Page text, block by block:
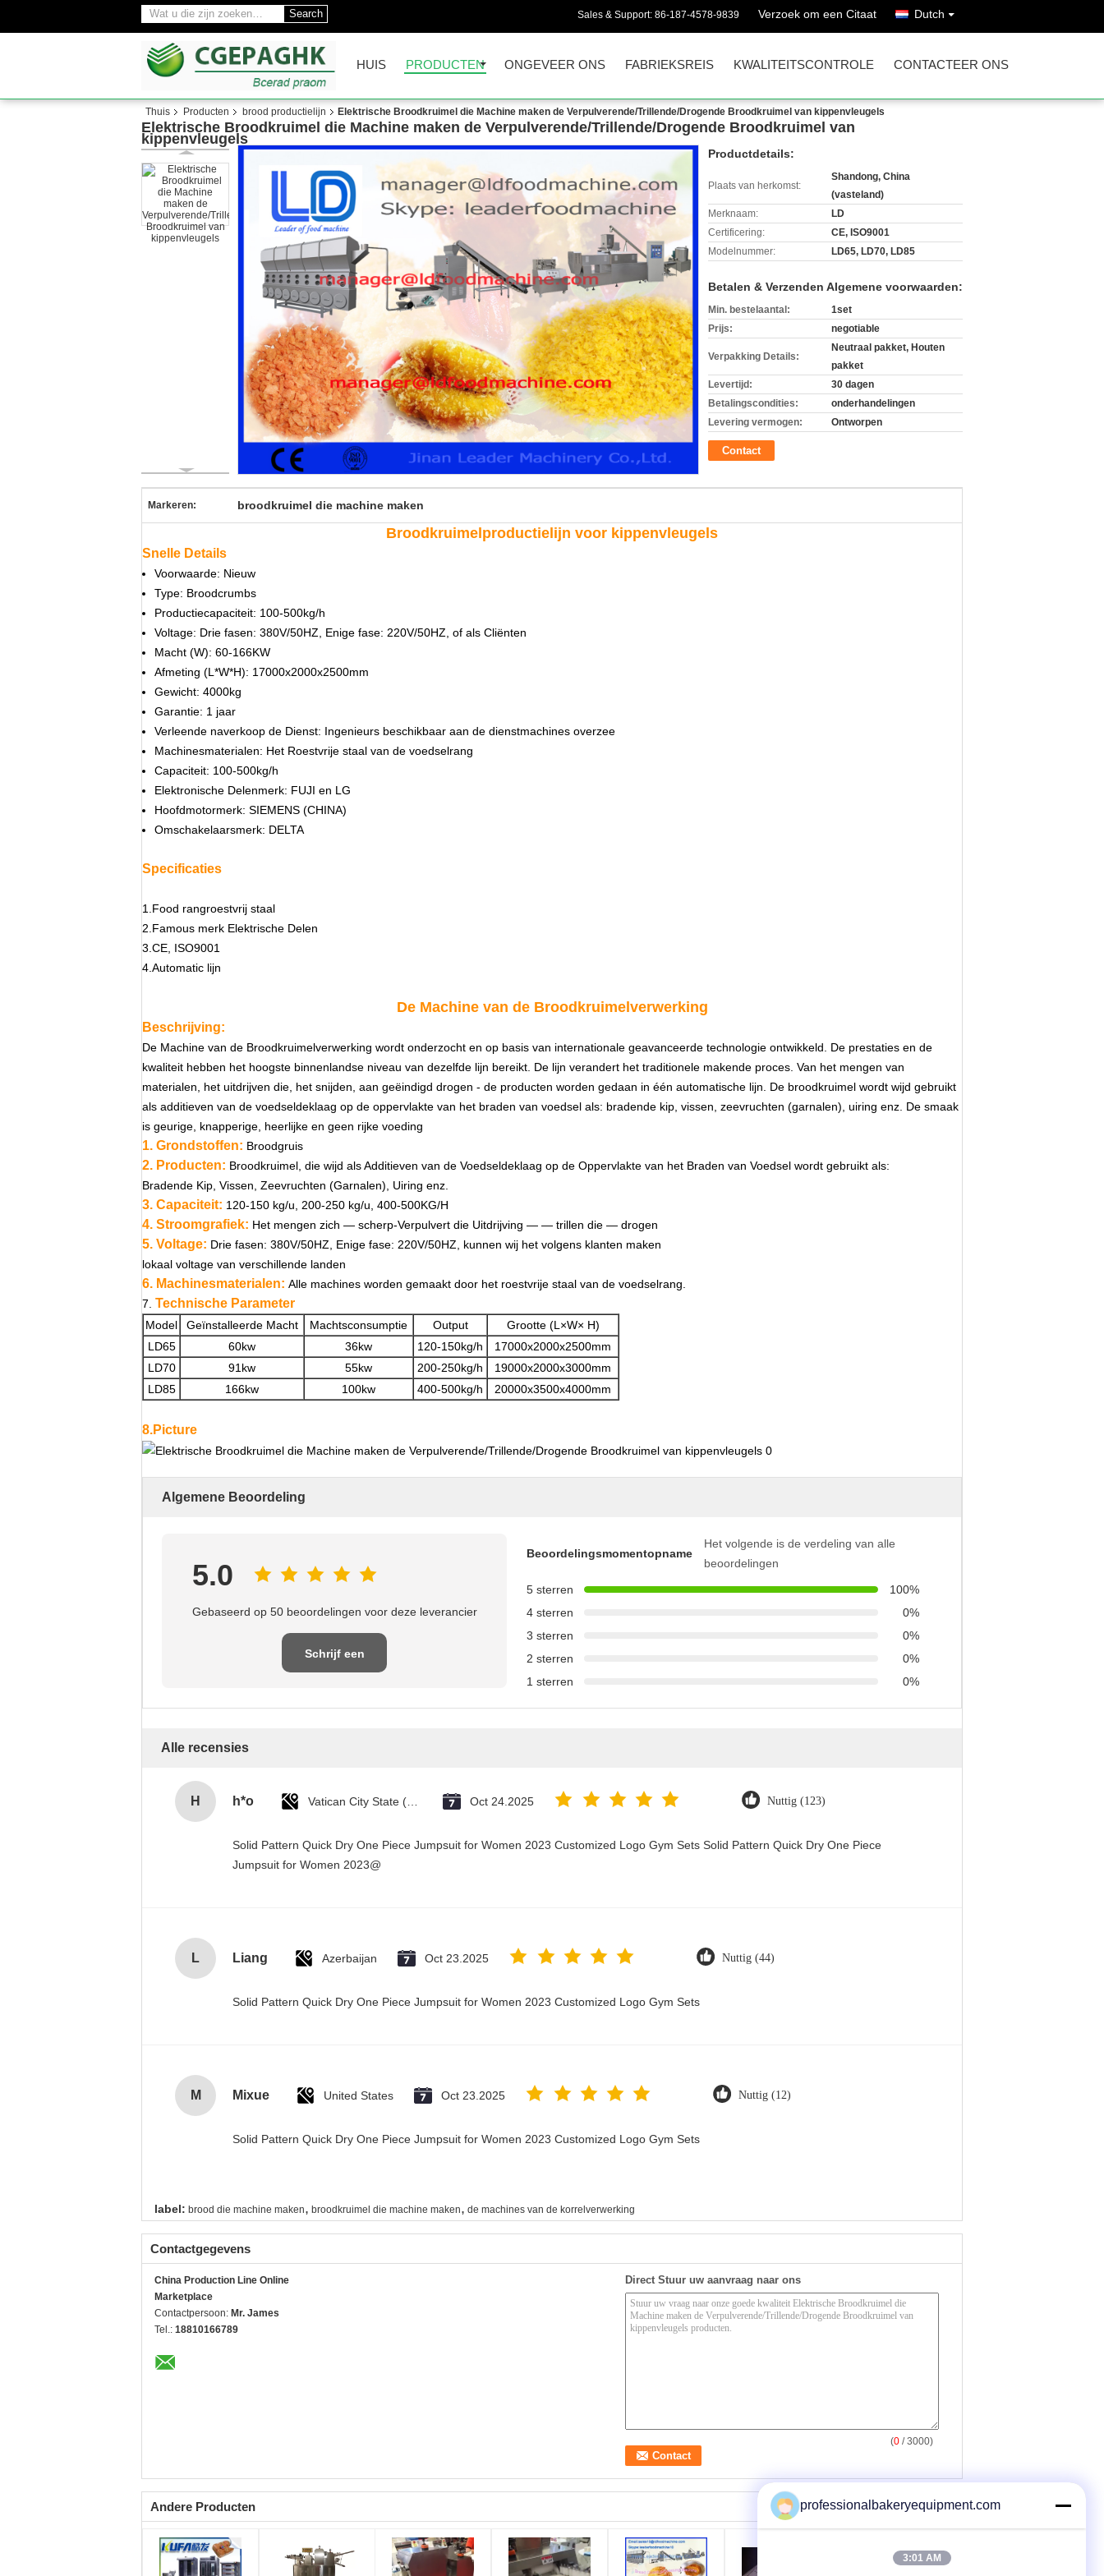
Search Sales & Support: 86-187-4578-9839 Verzoek om een Citaat Dutch
HUIS PRODUCTEN ONGEVEER ONS FABRIEKSREIS KWALITEITSCONTROLE CONTACTEER ONS
Thuis Producten brood productielijn Elektrische Broodkruimel die Machine maken de Verpulverende/Trillende/Drogende Broodkruimel van kippenvleugels
Elektrische Broodkruimel die Machine maken de Verpulverende/Trillende/Drogende Broodkruimel van
kippenvleugels
Productdetails:
Plaats van herkomst:
Shandong, China
(vasteland)
Merknaam:
LD
Certificering:
CE, ISO9001
Modelnummer:
LD65, LD70, LD85
Betalen & Verzenden Algemene voorwaarden:
Min. bestelaantal:
1set
Prijs:
negotiable
Verpakking Details:
Neutraal pakket, Houten
pakket
Levertijd:
30 dagen
Betalingscondities:
onderhandelingen
Levering vermogen:
Ontworpen
Contact
Markeren: broodkruimel die machine maken
Broodkruimelproductielijn voor kippenvleugels
Snelle Details
Voorwaarde: Nieuw
Type: Broodcrumbs
Productiecapaciteit: 100-500kg/h
Voltage: Drie fasen: 380V/50HZ, Enige fase: 220V/50HZ, of als Cliënten
Macht (W): 60-166KW
Afmeting (L*W*H): 17000x2000x2500mm
Gewicht: 4000kg
Garantie: 1 jaar
Verleende naverkoop de Dienst: Ingenieurs beschikbaar aan de dienstmachines overzee
Machinesmaterialen: Het Roestvrije staal van de voedselrang
Capaciteit: 100-500kg/h
Elektronische Delenmerk: FUJI en LG
Hoofdmotormerk: SIEMENS (CHINA)
Omschakelaarsmerk: DELTA
Specificaties
1.Food rangroestvrij staal
2.Famous merk Elektrische Delen
3.CE, ISO9001
4.Automatic lijn
De Machine van de Broodkruimelverwerking
Beschrijving:
De Machine van de Broodkruimelverwerking wordt onderzocht en op basis van internationale geavanceerde technologie ontwikkeld. De prestaties en de
kwaliteit hebben het hoogste binnenlandse niveau van dezelfde lijn bereikt. De lijn verandert het traditionele makende proces. Van het mengen van
materialen, het uitdrijven die, het snijden, aan geëindigd drogen - de producten worden gedaan in één automatische lijn. De broodkruimel wordt wijd gebruikt
als additieven van de voedseldeklaag op de oppervlakte van het braden van voedsel als: bradende kip, vissen, zeevruchten (garnalen), uiring enz. De smaak
is geurige, knapperige, heerlijke en geen rijke voeding
1. Grondstoffen: Broodgruis
2. Producten: Broodkruimel, die wijd als Additieven van de Voedseldeklaag op de Oppervlakte van het Braden van Voedsel wordt gebruikt als:
Bradende Kip, Vissen, Zeevruchten (Garnalen), Uiring enz.
3. Capaciteit: 120-150 kg/u, 200-250 kg/u, 400-500KG/H
4. Stroomgrafiek: Het mengen zich — scherp-Verpulvert die Uitdrijving — — trillen die — drogen
5. Voltage: Drie fasen: 380V/50HZ, Enige fase: 220V/50HZ, kunnen wij het volgens klanten maken
lokaal voltage van verschillende landen
6. Machinesmaterialen: Alle machines worden gemaakt door het roestvrije staal van de voedselrang.
7. Technische Parameter
Model Geïnstalleerde Macht Machtsconsumptie Output
Grootte (L×W× H)
LD65
60kw 36kw 120-150kg/h
17000x2000x2500mm
LD70
91kw 55kw 200-250kg/h
19000x2000x3000mm
LD85
166kw 100kw 400-500kg/h 20000x3500x4000mm
8.Picture
Algemene Beoordeling
5.0
Gebaseerd op 50 beoordelingen voor deze leverancier
Schrijf een
Beoordelingsmomentopname
Het volgende is de verdeling van alle
beoordelingen
5 sterren
100%
4 sterren
0%
3 sterren
0%
2 sterren
0%
1 sterren
0%
Alle recensies
H h*o Vatican City State (Holy See) Oct 24.2025 Nuttig (123)
Solid Pattern Quick Dry One Piece Jumpsuit for Women 2023 Customized Logo Gym Sets Solid Pattern Quick Dry One Piece
Jumpsuit for Women 2023@
L Liang Azerbaijan Oct 23.2025 Nuttig (44)
Solid Pattern Quick Dry One Piece Jumpsuit for Women 2023 Customized Logo Gym Sets
M Mixue United States Oct 23.2025 Nuttig (12)
Solid Pattern Quick Dry One Piece Jumpsuit for Women 2023 Customized Logo Gym Sets
label: brood die machine maken, broodkruimel die machine maken, de machines van de korrelverwerking
Contactgegevens
China Production Line Online
Marketplace
Contactpersoon: Mr. James
Tel.: 18810166789
Direct Stuur uw aanvraag naar ons
(0 / 3000)
Andere Producten professionalbakeryequipment.com
3:01 AM